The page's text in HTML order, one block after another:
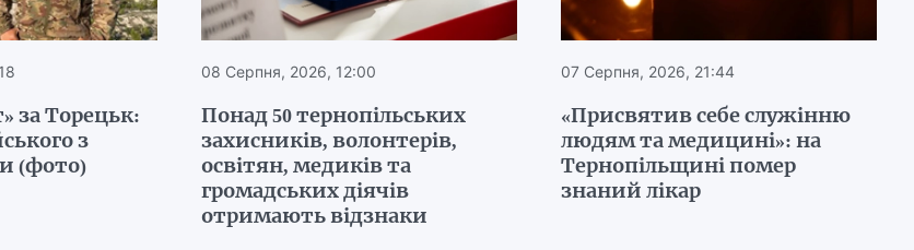
за Торецьк:
з
(фото)
08 Серпня, 2026, 12:00
Понад 50 тернопільських
захисників, волонтерів,
освітян, медиків та
громадських діячів
отримають відзнаки
07 Серпня, 2026, 21:44
«Присвятив себе служінню
людям та медицині»: на
Тернопільщині помер
знаний лікар